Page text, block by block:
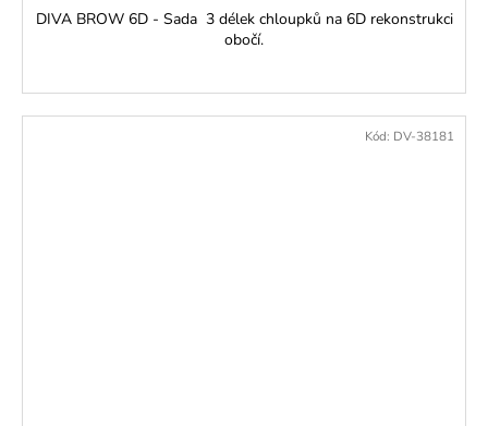
DIVA BROW 6D - Sada 3 délek chloupků na 6D rekonstrukci
obočí.
Kód: DV-38181